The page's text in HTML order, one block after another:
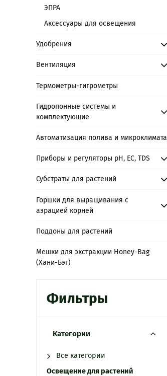
ЭПРА
Аксессуары для освещения
Удобрения
Вентиляция
Термометры-гигрометры
Гидропонные системы и
комплектующие
Автоматизация полива и микроклимата
Приборы и регуляторы рН, EC, TDS
Субстраты для растений
Горшки для выращивания с
аэрацией корней
Поддоны для растений
Мешки для экстракции Honey-Bag
(Хани-Бэг)
Фильтры
Категории
Все категории
Освещение для растений